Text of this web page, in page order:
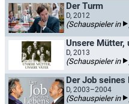
Der Turm
D, 2012
(Schauspieler in
Unsere Mütter,
D, 2013
(Schauspieler in
D, 2003–2004
(Schauspieler in